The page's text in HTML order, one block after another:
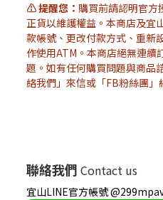
⚠️ 提醒您： 購買前請認明官方
正貨以維護權益。本商店及宜
款帳號、更改付款方式、重新
作使用ATM。本商店絕無連
題。如有任何購買問題與商品
絡我們」來信或「FB粉絲團」
聯絡我們 Contact us
宜山LINE官方帳號